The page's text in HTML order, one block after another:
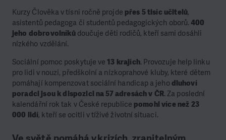
Kurzy Člověka v tísni ročně projde přes 5 tisíc učitelů,
asistentů pedagoga či studentů pedagogických oborů.400
jeho dobrovolníkůdoučuje děti rodičů, kteří sami dosáhli
nízkého vzdělání.
Sociální pomoc poskytuje ve13 krajích. Provozuje help linku
pro lidi v nouzi, předškolní a nízkoprahové kluby, které dětem
pomáhají kompenzovat sociální handicap a jehodluhoví
poradci jsou k dispozici na 57 adresách v ČR. Za poslední
kalendářní rok tak v České republice pomohl více než 23
000 lidí, kteří se ocitli v tíživé životní situaci.